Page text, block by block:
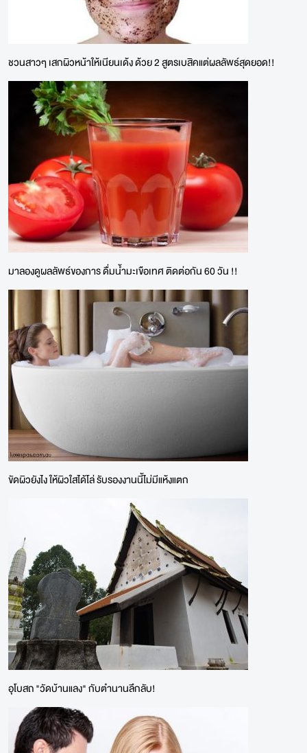
ชวนสาวๆ เสกผิวหน้าให้เนียนเด้ง ด้วย 2 สูตรเบสิคแต่ผลลัพธ์สุดยอด!!
มาลองดูผลลัพธ์ของการ ดื่มน้ำมะเขือเทศ ติดต่อกัน 60 วัน !!
ขัดผิวยังไง ให้ผิวใสได้โล่ รับรองงานนี้ไม่มีแห้งแตก
อุโบสถ "วัดบ้านแลง" กับตำนานลึกลับ!